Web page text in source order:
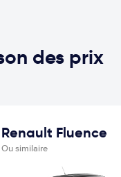
des prix
Renault Fluence
Ou similaire